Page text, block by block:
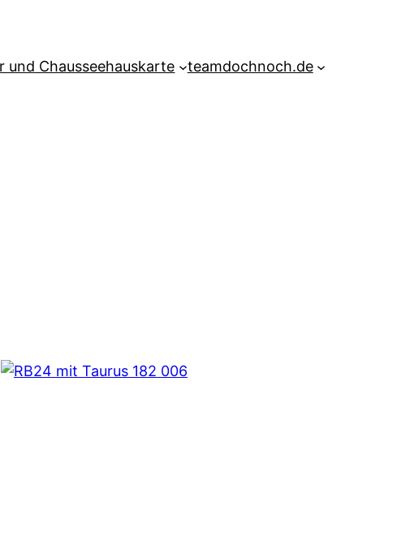
und Chausseehauskarte teamdochnoch.de